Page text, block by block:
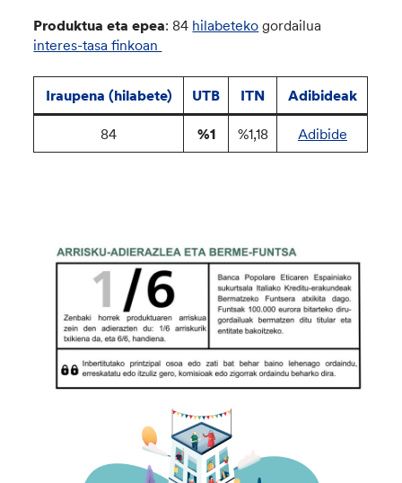
Produktua eta epea: 84 hilabeteko gordailua
interes-tasa finkoan
Iraupena (hilabete) UTB ITN Adibideak
84 %1 %1,18 Adibide